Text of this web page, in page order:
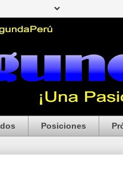
Posiciones